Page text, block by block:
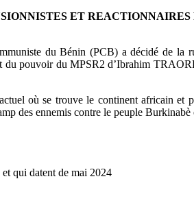
ET
du Bénin (PCB) a décidé de la
pouvoir du MPSR2 d’Ibrahim
où se trouve le continent africain
des ennemis contre le peuple
qui datent de mai 2024